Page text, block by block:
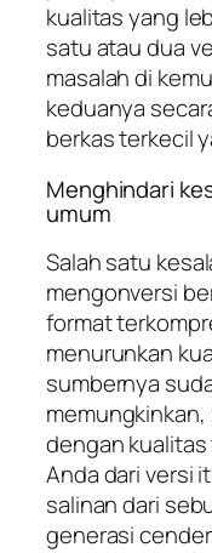
kualitas yang
satu atau dua
masalah di
keduanya
berkas terkecil
Menghindari
umum
Salah satu
mengonversi
format
menurunkan
sumbernya
memungkinkan,
dengan
Anda dari versi
salinan dari
generasi